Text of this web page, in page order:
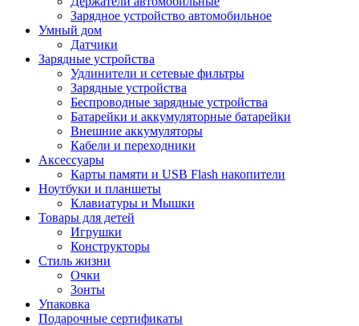
Зарядное устройство автомобильное
Умный дом
Датчики
Зарядные устройства
Удлинители и сетевые фильтры
Зарядные устройства
Беспроводные зарядные устройства
Батарейки и аккумуляторные батарейки
Внешние аккумуляторы
Кабели и переходники
Аксессуары
Карты памяти и USB Flash накопители
Ноутбуки и планшеты
Клавиатуры и Мышки
Товары для детей
Игрушки
Конструкторы
Стиль жизни
Очки
Зонты
Упаковка
Подарочные сертификаты